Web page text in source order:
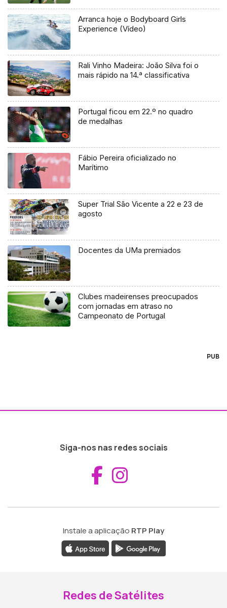
Arranca hoje o Bodyboard Girls
Experience (Vídeo)
Rali Vinho Madeira: João Silva foi o
mais rápido na 14.ª classificativa
Portugal ficou em 22.º no quadro
de medalhas
Fábio Pereira oficializado no
Marítimo
Super Trial São Vicente a 22 e 23 de
agosto
Docentes da UMa premiados
Clubes madeirenses preocupados
com jornadas em atraso no
Campeonato de Portugal
PUB
Siga-nos nas redes sociais
Aceder ao
Instale a aplicação RTP Play
Redes de Satélites